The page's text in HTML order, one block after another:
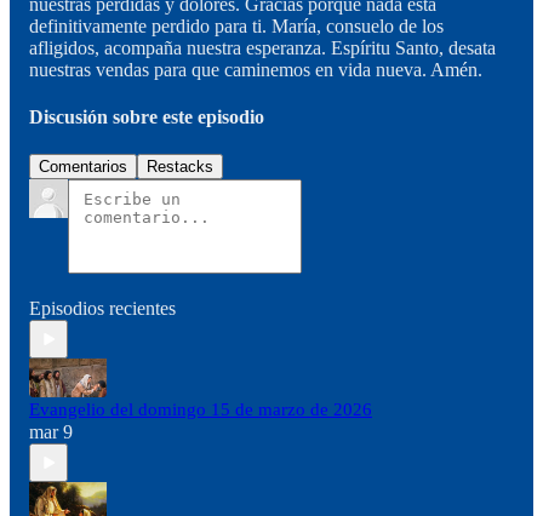
definitivamente perdido para ti. María, consuelo de los
afligidos, acompaña nuestra esperanza. Espíritu Santo, desata
nuestras vendas para que caminemos en vida nueva. Amén.
Discusión sobre este episodio
Comentarios Restacks
Episodios recientes
Evangelio del domingo 15 de marzo de 2026
mar 9